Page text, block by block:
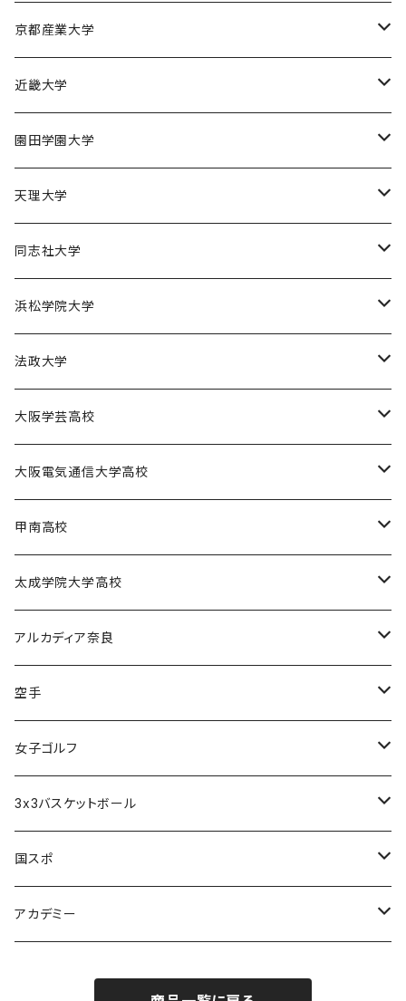
大阪体育大学女子バスケットボール部
京都産業大学
京都産業大学男子バスケットボール部
近畿大学
近畿大学体育会バスケットボール部
園田学園大学
園田学園大学ソフトボール部
園田学園大学陸上競技部
園田学園大学バスケットボール部
天理大学
天理大学男子バスケットボール部
天理大学女子バスケットボール部
天理大学男子バレーボール部
天理大学女子ハンドボール部
同志社大学
同志社大学体育会バスケットボール部
同志社大学体育会サッカー部
浜松学院大学
浜松学院大学男子バスケットボール部
法政大学
法政大学バスケットボール部
大阪学芸高校
大阪学芸高校バスケットボール部
大阪電気通信大学高校
電通高硬式野球部
電通高男子バスケットボール部
甲南高校
甲南高校男子バスケットボール部
甲南高校野球部
太成学院大学高校
太成学院高校男子バスケットボール部
アルカディア奈良
アルカディア奈良 - 公式グッズ -
アルカディア奈良 - ファンクラブ入会 -
空手
橋本大夢
女子ゴルフ
久世 夏乃香
3x3バスケットボール
奈良グレートブッターズ
国スポ
奈良県成年男子バスケットボール
アカデミー